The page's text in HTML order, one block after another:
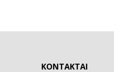
KONTAKTAI